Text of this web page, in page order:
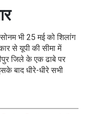
भी 25 मई को शिलांग
से यूपी की सीमा में
जिले के एक ढाबे पर
बाद धीरे-धीरे सभी